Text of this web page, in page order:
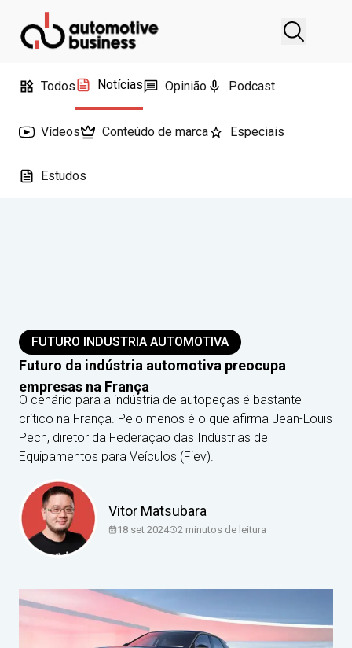
Todos Notícias Opinião Podcast
Vídeos Conteúdo de marca Especiais
Estudos
FUTURO INDUSTRIA AUTOMOTIVA
Futuro da indústria automotiva preocupa
empresas na França
O cenário para a indústria de autopeças é bastante
crítico na França. Pelo menos é o que afirma Jean-Louis
Pech, diretor da Federação das Indústrias de
Equipamentos para Veículos (Fiev).
Vitor Matsubara
18 set 2024 2 minutos de leitura